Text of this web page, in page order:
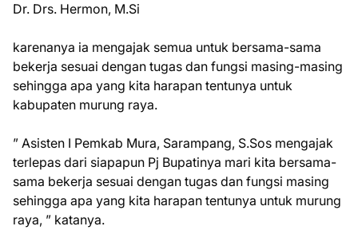
Dr. Drs. Hermon, M.Si
karenanya ia mengajak semua untuk bersama-sama
bekerja sesuai dengan tugas dan fungsi masing-masing
sehingga apa yang kita harapan tentunya untuk
kabupaten murung raya.
” Asisten I Pemkab Mura, Sarampang, S.Sos mengajak
terlepas dari siapapun Pj Bupatinya mari kita bersama-
sama bekerja sesuai dengan tugas dan fungsi masing
sehingga apa yang kita harapan tentunya untuk murung
raya, ” katanya.